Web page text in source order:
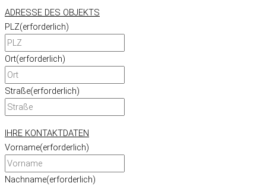
ADRESSE DES OBJEKTS
PLZ(erforderlich)
Ort(erforderlich)
Straße(erforderlich)
IHRE KONTAKTDATEN
Vorname(erforderlich)
Nachname(erforderlich)